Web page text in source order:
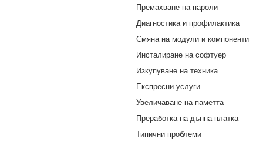
Премахване на пароли
Диагностика и профилактика
Смяна на модули и компоненти
Инсталиране на софтуер
Изкупуване на техника
Експресни услуги
Увеличаване на паметта
Преработка на дънна платка
Типични проблеми